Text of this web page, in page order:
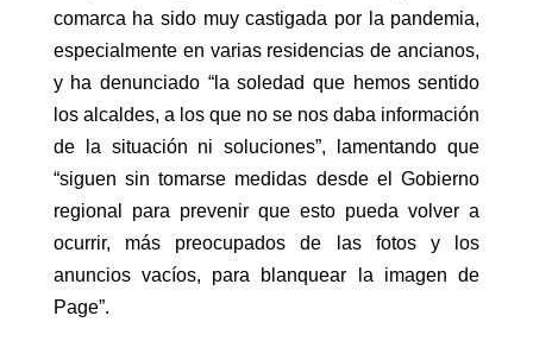
comarca ha sido muy castigada por la pandemia,
especialmente en varias residencias de ancianos,
y ha denunciado “la soledad que hemos sentido
los alcaldes, a los que no se nos daba información
de la situación ni soluciones”, lamentando que
“siguen sin tomarse medidas desde el Gobierno
regional para prevenir que esto pueda volver a
ocurrir, más preocupados de las fotos y los
anuncios vacíos, para blanquear la imagen de
Page”.